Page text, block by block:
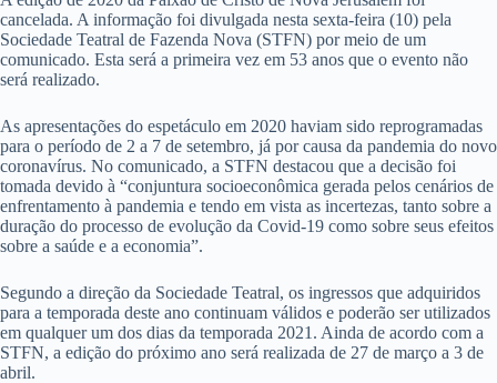
cancelada. A informação foi divulgada nesta sexta-feira (10) pela
Sociedade Teatral de Fazenda Nova (STFN) por meio de um
comunicado. Esta será a primeira vez em 53 anos que o evento não
será realizado.
As apresentações do espetáculo em 2020 haviam sido reprogramadas
para o período de 2 a 7 de setembro, já por causa da pandemia do novo
coronavírus. No comunicado, a STFN destacou que a decisão foi
tomada devido à “conjuntura socioeconômica gerada pelos cenários de
enfrentamento à pandemia e tendo em vista as incertezas, tanto sobre a
duração do processo de evolução da Covid-19 como sobre seus efeitos
sobre a saúde e a economia”.
Segundo a direção da Sociedade Teatral, os ingressos que adquiridos
para a temporada deste ano continuam válidos e poderão ser utilizados
em qualquer um dos dias da temporada 2021. Ainda de acordo com a
STFN, a edição do próximo ano será realizada de 27 de março a 3 de
abril.